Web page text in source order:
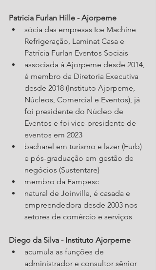
Patricia Furlan Hille - Ajorpeme
sócia das empresas Ice Machine
Refrigeração, Laminat Casa e
Patrícia Furlan Eventos Sociais
associada à Ajorpeme desde 2014,
é membro da Diretoria Executiva
desde 2018 (Instituto Ajorpeme,
Núcleos, Comercial e Eventos), já
foi presidente do Núcleo de
Eventos e foi vice-presidente de
eventos em 2023
bacharel em turismo e lazer (Furb)
e pós-graduação em gestão de
negócios (Sustentare)
membro da Fampesc
natural de Joinville, é casada e
empreendedora desde 2003 nos
setores de comércio e serviços
Diego da Silva - Instituto Ajorpeme
acumula as funções de
administrador e consultor sênior